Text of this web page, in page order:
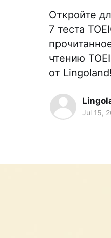
Откройте
7 теста
чтению
от Lingoland!
Jul 15,